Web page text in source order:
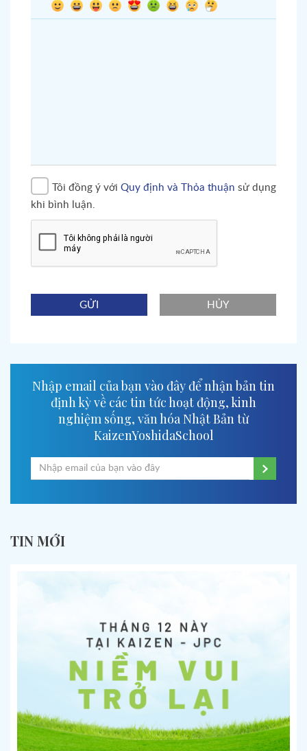
Tôi đồng ý với Quy định và Thỏa thuận sử dụng
khi bình luận.
GỬI HỦY
Nhập email của bạn vào đây để nhận bản tin
định kỳ về các tin tức hoạt động, kinh
nghiệm sống, văn hóa Nhật Bản từ
KaizenYoshidaSchool
TIN MỚI